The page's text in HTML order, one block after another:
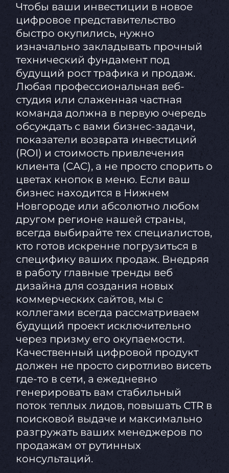
Чтобы ваши инвестиции в новое
цифровое представительство
быстро окупились, нужно
изначально закладывать прочный
технический фундамент под
будущий рост трафика и продаж.
Любая профессиональная веб-
студия или слаженная частная
команда должна в первую очередь
обсуждать с вами бизнес-задачи,
показатели возврата инвестиций
(ROI) и стоимость привлечения
клиента (CAC), а не просто спорить о
цветах кнопок в меню. Если ваш
бизнес находится в Нижнем
Новгороде или абсолютно любом
другом регионе нашей страны,
всегда выбирайте тех специалистов,
кто готов искренне погрузиться в
специфику ваших продаж. Внедряя
в работу главные тренды веб
дизайна для создания новых
коммерческих сайтов, мы с
коллегами всегда рассматриваем
будущий проект исключительно
через призму его окупаемости.
Качественный цифровой продукт
должен не просто сиротливо висеть
где-то в сети, а ежедневно
генерировать вам стабильный
поток теплых лидов, повышать CTR в
поисковой выдаче и максимально
разгружать ваших менеджеров по
продажам от рутинных
консультаций.